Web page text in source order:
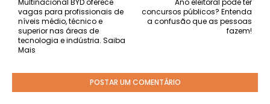
Ano eleitoral pode ter
concursos públicos? Entenda
a confusão que as pessoas
fazem!
Multinacional BYD oferece
vagas para profissionais de
níveis médio, técnico e
superior nas áreas de
tecnologia e indústria. Saiba
Mais
POSTAR UM COMENTÁRIO